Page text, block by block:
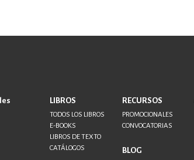
LIBROS
TODOS LOS LIBROS
E-BOOKS
LIBROS DE TEXTO
CATÁLOGOS
RECURSOS
PROMOCIONALES
CONVOCATORIAS
BLOG